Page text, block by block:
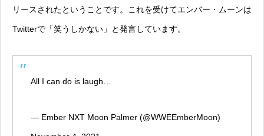
リースされたということです。これを受けてエンバー・ムーンは
Twitterで「笑うしかない」と発言しています。
All I can do is laugh…
— Ember NXT Moon Palmer (@WWEEmberMoon)